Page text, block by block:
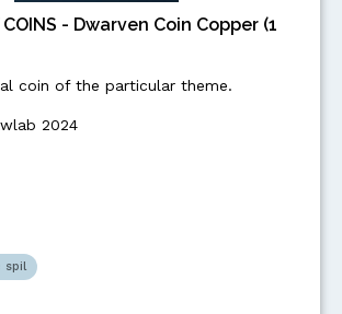
COINS - Dwarven Coin Copper (1
coin of the particular theme.
2024
spil